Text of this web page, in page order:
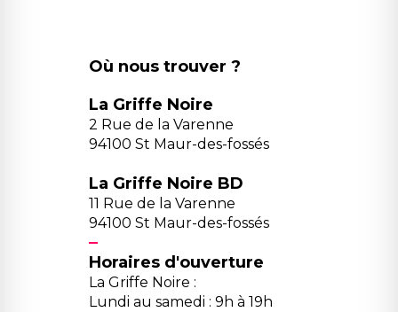
Où nous trouver ?
La Griffe Noire
2 Rue de la Varenne
94100 St Maur-des-fossés
La Griffe Noire BD
11 Rue de la Varenne
94100 St Maur-des-fossés
Horaires d'ouverture
La Griffe Noire :
Lundi au samedi : 9h à 19h